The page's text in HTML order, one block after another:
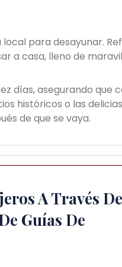
para desayunar.
a casa, lleno de
días, asegurando que
históricos o las delicias
de que se vaya.
A Través De
Guías De